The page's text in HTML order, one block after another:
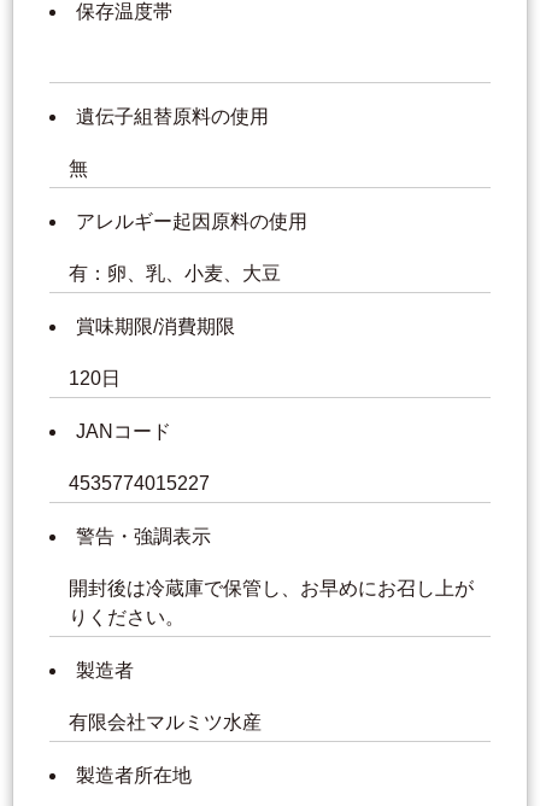
保存温度帯
遺伝子組替原料の使用
無
アレルギー起因原料の使用
有：卵、乳、小麦、大豆
賞味期限/消費期限
120日
JANコード
4535774015227
警告・強調表示
開封後は冷蔵庫で保管し、お早めにお召し上が
りください。
製造者
有限会社マルミツ水産
製造者所在地